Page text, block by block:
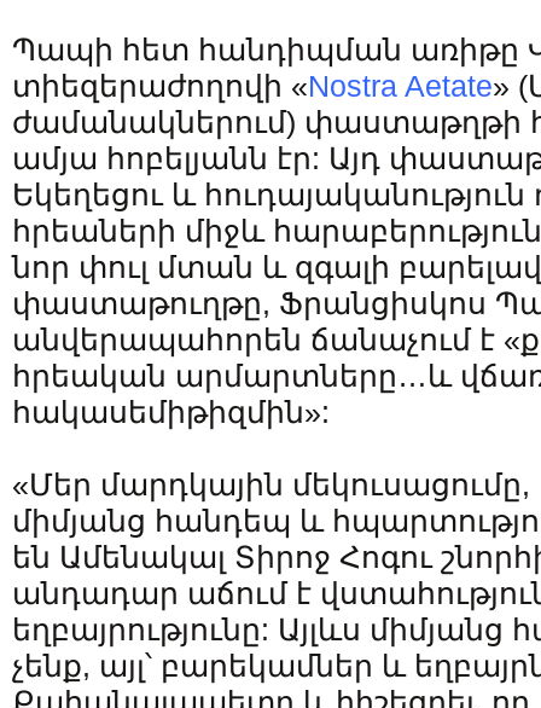
Պապի հետ հանդիպման առիթը
տիեզերաժողովի «Nostra Aetate»
ժամանակներում) փաստաթղթի
ամյա հոբելյանն էր: Այդ
Եկեղեցու և
հրեաների միջև
նոր փուլ մտան և զգալի
փաստաթուղթը, Ֆրանցիսկոս
անվերապահորեն ճանաչում է
հրեական արմարտները…և
հակասեմիթիզմին»:
«Մեր մարդկային
միմյանց հանդեպ և
են Ամենակալ Տիրոջ Հոգու
անդադար աճում է
եղբայրությունը: Այլևս
չենք, այլ՝ բարեկամներ և